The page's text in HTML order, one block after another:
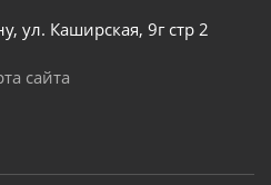
ул. Каширская, 9г стр 2
сайта